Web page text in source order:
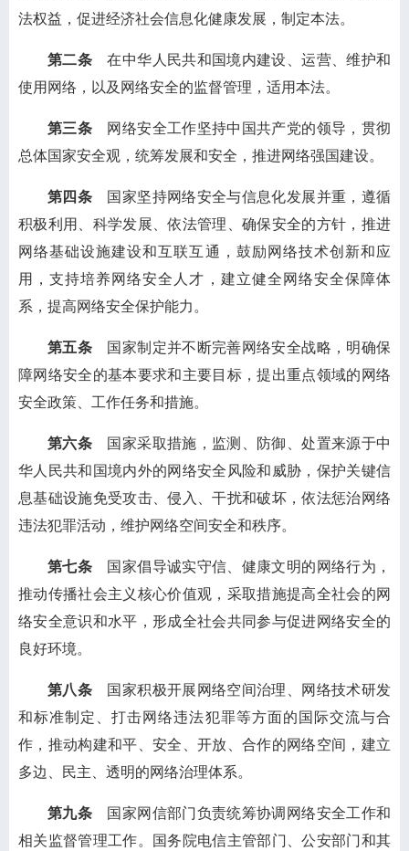
法权益，促进经济社会信息化健康发展，制定本法。
第二条 在中华人民共和国境内建设、运营、维护和
使用网络，以及网络安全的监督管理，适用本法。
第三条 网络安全工作坚持中国共产党的领导，贯彻
总体国家安全观，统筹发展和安全，推进网络强国建设。
第四条 国家坚持网络安全与信息化发展并重，遵循
积极利用、科学发展、依法管理、确保安全的方针，推进
网络基础设施建设和互联互通，鼓励网络技术创新和应
用，支持培养网络安全人才，建立健全网络安全保障体
系，提高网络安全保护能力。
第五条 国家制定并不断完善网络安全战略，明确保
障网络安全的基本要求和主要目标，提出重点领域的网络
安全政策、工作任务和措施。
第六条 国家采取措施，监测、防御、处置来源于中
华人民共和国境内外的网络安全风险和威胁，保护关键信
息基础设施免受攻击、侵入、干扰和破坏，依法惩治网络
违法犯罪活动，维护网络空间安全和秩序。
第七条 国家倡导诚实守信、健康文明的网络行为，
推动传播社会主义核心价值观，采取措施提高全社会的网
络安全意识和水平，形成全社会共同参与促进网络安全的
良好环境。
第八条 国家积极开展网络空间治理、网络技术研发
和标准制定、打击网络违法犯罪等方面的国际交流与合
作，推动构建和平、安全、开放、合作的网络空间，建立
多边、民主、透明的网络治理体系。
第九条 国家网信部门负责统筹协调网络安全工作和
相关监督管理工作。国务院电信主管部门、公安部门和其